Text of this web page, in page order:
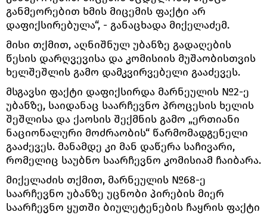
განმეორებით ხმის მიცემის ფაქტი არ
დაფიქსირებულა“, - განაცხადა მიქელაძემ.
მისი თქმით, აღნიშნულ უბანზე გადაღების
წესის დარღვევისა და კომისიის მუშაობისთვის
ხელშეშლის გამო დამკვირვებელი გააძევეს.
მსგავსი ფაქტი დაფიქსირდა მარნეულის №2-ე
უბანზე, საიდანაც საარჩევნო პროცესის ხელის
შეშლისა და ქაოსის შექმნის გამო „ერთიანი
ნაციონალური მოძრაობის“ წარმომადგენელი
გააძევეს. მანამდე კი მან დაწერა საჩივარი,
რომელიც საუბნო საარჩევნო კომისიამ ჩაიბარა.
მიქელაძის თქმით, მარნეულის №68-ე
საარჩევნო უბანზე უცნობი პირების მიერ
საარჩევნო ყუთში ბიულეტენების ჩაყრის ფაქტი